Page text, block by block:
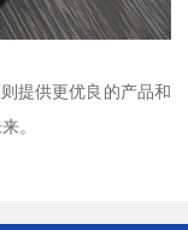
提供更优良的产品和
。